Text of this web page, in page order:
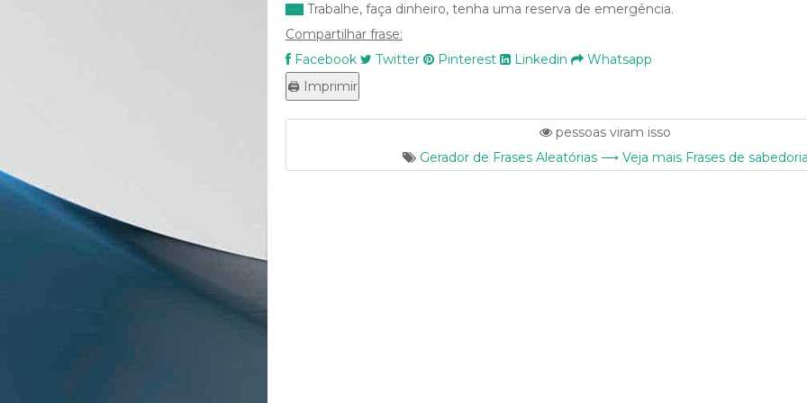
Trabalhe, faça dinheiro, tenha uma reserva de emergência.
Compartilhar frase:
Facebook
Twitter Pinterest Linkedin Whatsapp
pessoas viram isso
Gerador de Frases Aleatórias ⟶ Veja mais Frases de